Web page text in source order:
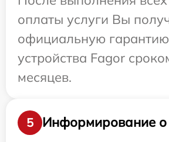
оплаты услуги Вы
официальную
устройства Fagor
месяцев.
5
Информирование о